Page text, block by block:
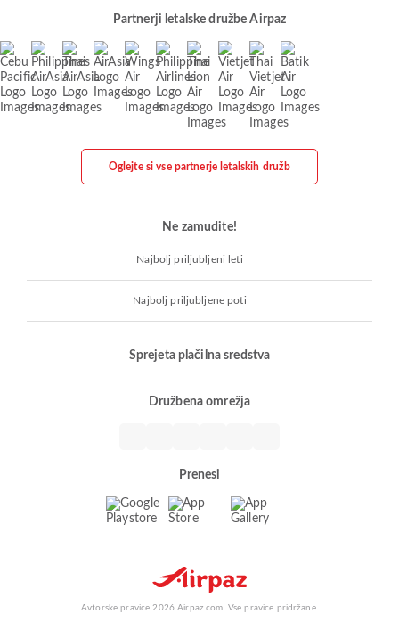
Partnerji letalske družbe Airpaz
Oglejte si vse partnerje letalskih družb
Ne zamudite!
Najbolj priljubljeni leti
Najbolj priljubljene poti
Sprejeta plačilna sredstva
Družbena omrežja
Prenesi
Avtorske pravice 2026 Airpaz.com. Vse pravice pridržane.